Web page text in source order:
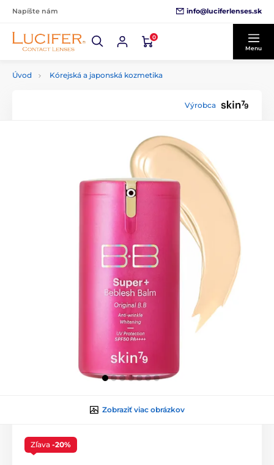
Napíšte nám info@luciferlenses.sk
0
Menu
Úvod Kórejská a japonská kozmetika
Výrobca
Zobraziť viac obrázkov
Zľava -20%